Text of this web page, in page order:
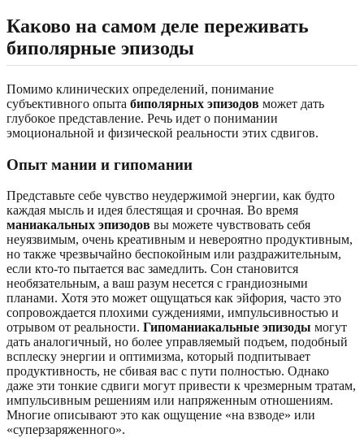
Каково на самом деле переживать
биполярные эпизоды
Помимо клинических определений, понимание
субъективного опыта биполярных эпизодов может дать
глубокое представление. Речь идет о понимании
эмоциональной и физической реальности этих сдвигов.
Опыт мании и гипомании
Представьте себе чувство неудержимой энергии, как будто
каждая мысль и идея блестящая и срочная. Во время
маниакальных эпизодов вы можете чувствовать себя
неуязвимым, очень креативным и невероятно продуктивным,
но также чрезвычайно беспокойным или раздражительным,
если кто-то пытается вас замедлить. Сон становится
необязательным, а ваш разум несется с грандиозными
планами. Хотя это может ощущаться как эйфория, часто это
сопровождается плохими суждениями, импульсивностью и
отрывом от реальности. Гипоманиакальные эпизоды могут
дать аналогичный, но более управляемый подъем, подобный
всплеску энергии и оптимизма, который подпитывает
продуктивность, не сбивая вас с пути полностью. Однако
даже эти тонкие сдвиги могут привести к чрезмерным тратам,
импульсивным решениям или напряженным отношениям.
Многие описывают это как ощущение «на взводе» или
«суперзаряженного».